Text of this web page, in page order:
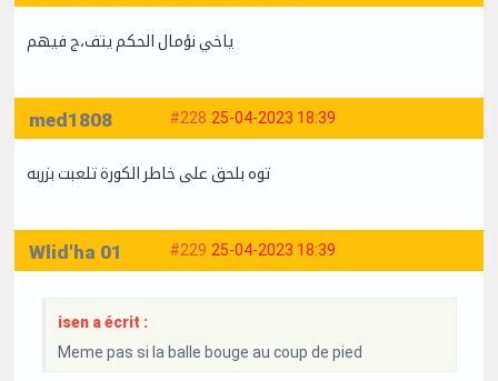
ياخي نؤمال الحكم يتف،ج فيهم
#228 25-04-2023 18:39
med1808
توه بلحق على خاطر الكورة تلعبت بزربه
#229 25-04-2023 18:39
Wlid'ha 01
isen a écrit :
Meme pas si la balle bouge au coup de pied